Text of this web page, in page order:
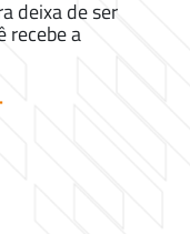
deixa de ser
recebe a